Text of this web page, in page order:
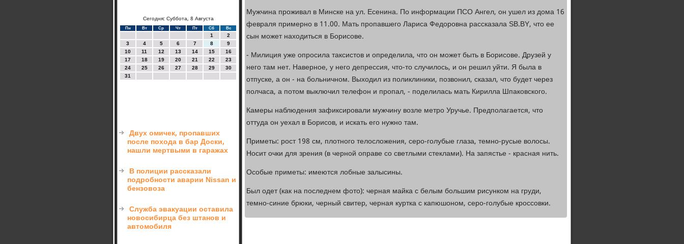
Сегодня: Суббота, 8 Августа
Пн Вт Ср Чт Пт Сб Вс
1
2
3
4 5 6 7 8
9
10
11 12 13 14 15
16
17
18 19 20 21 22
23
24
25 26 27 28 29
30
31
Двух омичек, пропавших
после похода в бар Доски,
нашли мертвыми в гаражах
В полиции рассказали
подробности аварии Nissan и
бензовоза
Служба эвакуации оставила
новосибирца без штанов и
автомобиля
Мужчина проживал в Минске на ул. Есенина. По информации ПСО Ангел, он ушел из дома 16
февраля примерно в 11.00. Мать пропавшего Лариса Федоровна рассказала SB.BY, что ее
сын может находиться в Борисове.
- Милиция уже опросила таксистов и определила, что он может быть в Борисове. Друзей у
него там нет. Наверное, у него депрессия, что-то случилось, и он решил уйти. Я была в
отпуске, а он - на больничном. Выходил из поликлиники, позвонил, сказал, что будет через
полчаса, а потом выключил телефон и пропал, - поделилась мать Кирилла Шпаковского.
Камеры наблюдения зафиксировали мужчину возле метро Уручье. Предполагается, что
оттуда он уехал в Борисов, и искать его нужно там.
Приметы: рост 198 см, плотного телосложения, серо-голубые глаза, темно-русые волосы.
Носит очки для зрения (в черной оправе со светлыми стеклами). На запястье - красная нить.
Особые приметы: имеются лобные залысины.
Был одет (как на последнем фото): черная майка с белым большим рисунком на груди,
темно-синие брюки, черный свитер, черная куртка с капюшоном, серо-голубые кроссовки.